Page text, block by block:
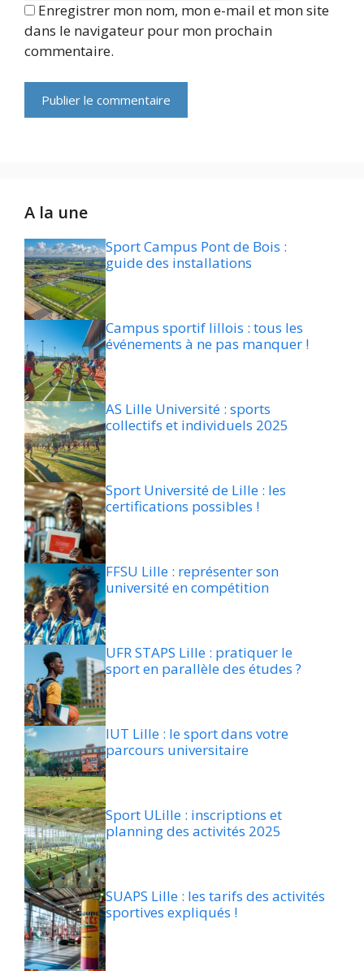
Enregistrer mon nom, mon e-mail et mon site
dans le navigateur pour mon prochain
commentaire.
A la une
Sport Campus Pont de Bois :
guide des installations
Campus sportif lillois : tous les
événements à ne pas manquer !
AS Lille Université : sports
collectifs et individuels 2025
Sport Université de Lille : les
certifications possibles !
FFSU Lille : représenter son
université en compétition
UFR STAPS Lille : pratiquer le
sport en parallèle des études ?
IUT Lille : le sport dans votre
parcours universitaire
Sport ULille : inscriptions et
planning des activités 2025
SUAPS Lille : les tarifs des activités
sportives expliqués !